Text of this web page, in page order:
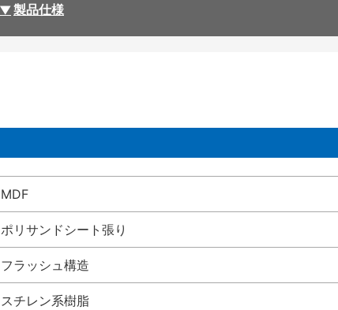
製品仕様
MDF
ポリサンドシート張り
フラッシュ構造
スチレン系樹脂